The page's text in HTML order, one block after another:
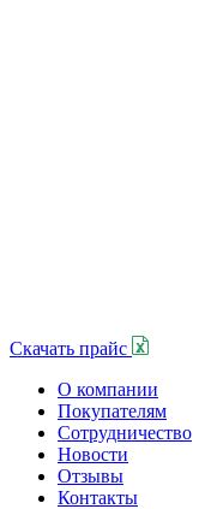
Скачать прайс
О компании
Покупателям
Сотрудничество
Новости
Отзывы
Контакты